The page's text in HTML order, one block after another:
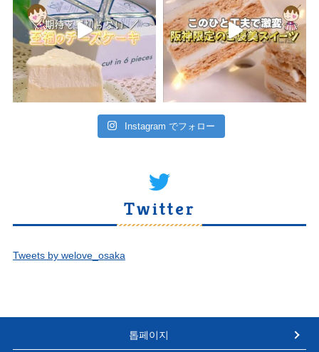
Instagram でフォロー
Twitter
Tweets by welove_osaka
톱페이지